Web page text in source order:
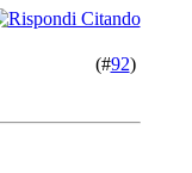
(#92)